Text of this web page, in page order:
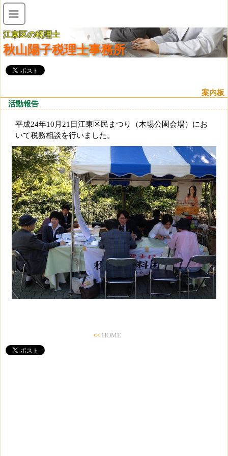
秋山陽子税理士事務所
江東区の税理士
案内板
活動報告
平成24年10月21日江東区民まつり（木場公園会場）にお
いて税務相談を行いました。
<< HOME